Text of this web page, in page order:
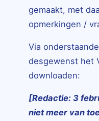
gemaakt, met
opmerkingen /
Via
desgewenst het
downloaden:
[Redactie: 3
niet meer van